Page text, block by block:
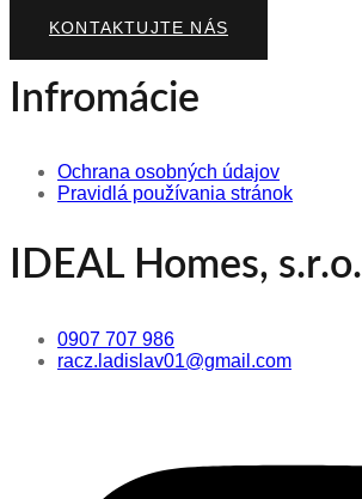
KONTAKTUJTE NÁS
Infromácie
Ochrana osobných údajov
Pravidlá používania stránok
IDEAL Homes, s.r.o.
0907 707 986
racz.ladislav01@gmail.com